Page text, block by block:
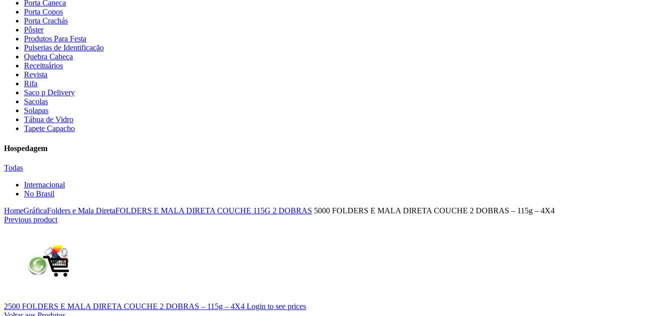
Porta Caneca
Porta Copos
Porta Crachás
Pôster
Produtos Para Festa
Pulserias de Identificação
Quebra Cabeça
Receituários
Revista
Rifa
Saco p Delivery
Sacolas
Solapas
Tábua de Vidro
Tapete Capacho
Hospedagem
Todas
Internacional
No Brasil
HomeGráficaFolders e Mala DiretaFOLDERS E MALA DIRETA COUCHE 115G 2 DOBRAS 5000 FOLDERS E MALA DIRETA COUCHE 2 DOBRAS – 115g – 4X4
Previous product
2500 FOLDERS E MALA DIRETA COUCHE 2 DOBRAS – 115g – 4X4 Login to see prices